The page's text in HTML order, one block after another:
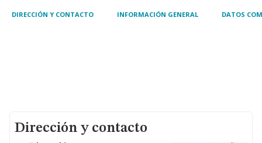
DIRECCIÓN Y CONTACTO INFORMACIÓN GENERAL DATOS
Dirección y contacto